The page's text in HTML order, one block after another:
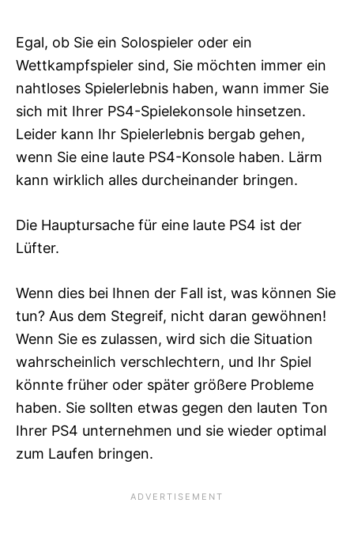
Egal, ob Sie ein Solospieler oder ein
Wettkampfspieler sind, Sie möchten immer ein
nahtloses Spielerlebnis haben, wann immer Sie
sich mit Ihrer PS4-Spielekonsole hinsetzen.
Leider kann Ihr Spielerlebnis bergab gehen,
wenn Sie eine laute PS4-Konsole haben. Lärm
kann wirklich alles durcheinander bringen.
Die Hauptursache für eine laute PS4 ist der
Lüfter.
Wenn dies bei Ihnen der Fall ist, was können Sie
tun? Aus dem Stegreif, nicht daran gewöhnen!
Wenn Sie es zulassen, wird sich die Situation
wahrscheinlich verschlechtern, und Ihr Spiel
könnte früher oder später größere Probleme
haben. Sie sollten etwas gegen den lauten Ton
Ihrer PS4 unternehmen und sie wieder optimal
zum Laufen bringen.